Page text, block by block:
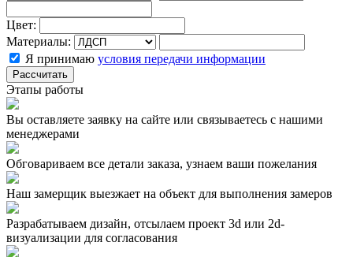
Цвет:
Материалы:
Я принимаю условия передачи информации
Рассчитать
Этапы работы
Вы оставляете заявку на сайте или связываетесь с нашими
менеджерами
Обговариваем все детали заказа, узнаем ваши пожелания
Наш замерщик выезжает на объект для выполнения замеров
Разрабатываем дизайн, отсылаем проект 3d или 2d-
визуализации для согласования